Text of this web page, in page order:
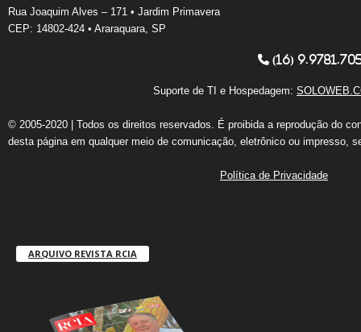
Rua Joaquim Alves – 171 • Jardim Primavera
CEP: 14802-424 • Araraquara, SP
(16)
Suporte de TI e Hospedagem:
© 2005-2020 | Todos os direitos reservados. É proibida a reprodução do
desta página em qualquer meio de comunicação, eletrônico ou impresso,
Política de Privacidade
ARQUIVO REVISTA RCIA